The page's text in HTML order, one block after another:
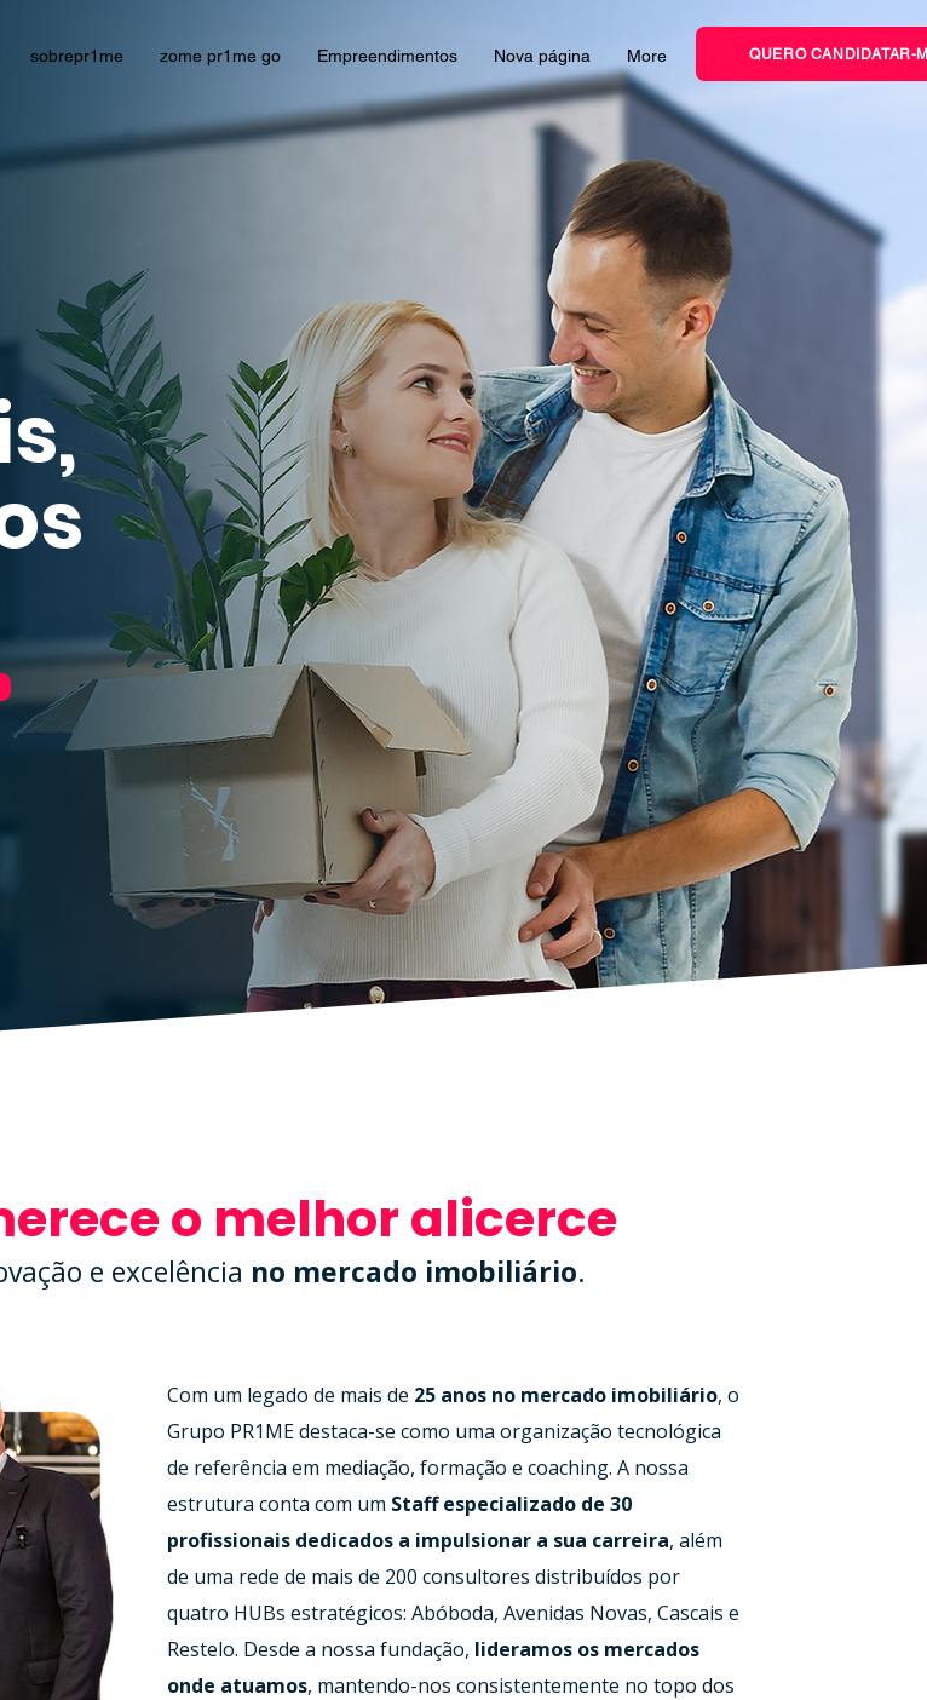
sobrepr1me zome pr1me go Empreendimentos Nova página More QUERO CANDIDATAR-
o melhor alicerce
e excelência no mercado imobiliário.
Com um legado de mais de 25 anos no mercado imobiliário, o
Grupo PR1ME destaca-se como uma organização tecnológica
de referência em mediação, formação e coaching. A nossa
estrutura conta com um Staff especializado de 30
profissionais dedicados a impulsionar a sua carreira, além
de uma rede de mais de 200 consultores distribuídos por
quatro HUBs estratégicos: Abóboda, Avenidas Novas, Cascais e
Restelo. Desde a nossa fundação, lideramos os mercados
onde atuamos, mantendo-nos consistentemente no topo dos